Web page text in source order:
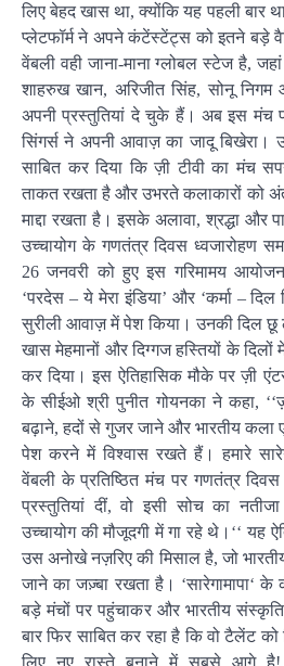
लिए बेहद खास था, क्योंकि यह पहली बार
प्लेटफॉर्म ने अपने कंटेंस्टेंट्स को इतने बड़े
वेंबली वही जाना-माना ग्लोबल स्टेज है,
शाहरुख खान, अरिजीत सिंह, सोनू निगम
अपनी प्रस्तुतियां दे चुके हैं। अब इस मंच पर
सिंगर्स ने अपनी आवाज़ का जादू बिखेरा।
साबित कर दिया कि ज़ी टीवी का मंच
ताकत रखता है और उभरते कलाकारों को
माद्दा रखता है। इसके अलावा, श्रद्धा और
उच्चायोग के गणतंत्र दिवस ध्वजारोहण
26 जनवरी को हुए इस गरिमामय
‘परदेस – ये मेरा इंडिया’ और ‘कर्मा –
सुरीली आवाज़ में पेश किया। उनकी दिल छू
खास मेहमानों और दिग्गज हस्तियों के
कर दिया। इस ऐतिहासिक मौके पर ज़ी
के सीईओ श्री पुनीत गोयनका ने कहा,
बढ़ाने, हदों से गुजर जाने और भारतीय कला
पेश करने में विश्वास रखते हैं। हमारे
वेंबली के प्रतिष्ठित मंच पर गणतंत्र दिवस
प्रस्तुतियां दीं, वो इसी सोच का
उच्चायोग की मौजूदगी में गा रहे थे।‘‘ यह
उस अनोखे नज़रिए की मिसाल है, जो
जाने का जज़्बा रखता है। ‘सारेगामापा‘
बड़े मंचों पर पहुंचाकर और भारतीय संस्कृति
बार फिर साबित कर रहा है कि वो टैलेंट
लिए नए रास्ते बनाने में सबसे आगे है!